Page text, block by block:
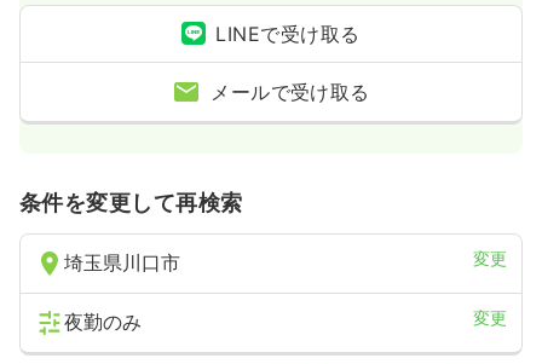
LINEで受け取る
メールで受け取る
条件を変更して再検索
埼玉県川口市 変更
夜勤のみ 変更